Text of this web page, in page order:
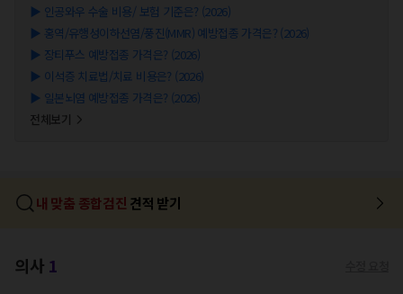
▶ 인공와우 수술 비용/ 보험 기준은? (2026)
▶ 홍역/유행성이하선염/풍진(MMR) 예방접종 가격은? (2026)
▶ 장티푸스 예방접종 가격은? (2026)
▶ 이석증 치료법/치료 비용은? (2026)
▶ 일본뇌염 예방접종 가격은? (2026)
전체보기
내 맞춤 종합검진 견적 받기
의사 1